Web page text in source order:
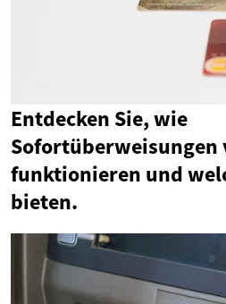
Entdecken Sie, wie
Sofortüberweisungen
funktionieren und
bieten.